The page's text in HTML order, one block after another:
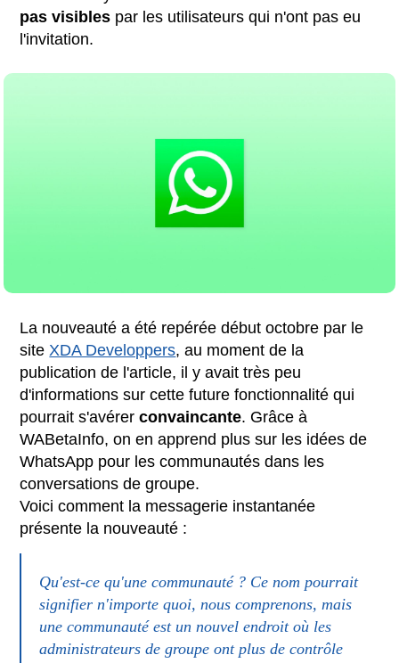
pasvisibles par les utilisateurs qui n'ont pas eu
l'invitation.
La nouveauté a été repérée début octobre par le
site XDA Developpers, au moment de la
publication de l'article, il y avait très peu
d'informations sur cette future fonctionnalité qui
pourrait s'avérerconvaincante. Grâce à
WABetaInfo, on en apprend plus sur les idées de
WhatsApp pour les communautés dans les
conversations de groupe.
Voici comment la messagerie instantanée
présente la nouveauté :
Qu'est-ce qu'une communauté ? Ce nom pourrait
signifier n'importe quoi, nous comprenons, mais
une communauté est un nouvel endroit où les
administrateurs de groupe ont plus de contrôle